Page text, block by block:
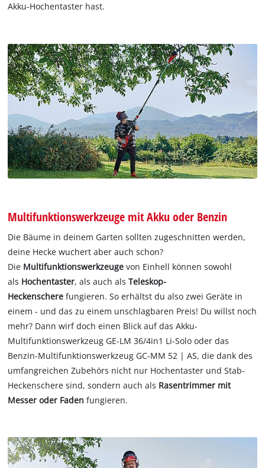
Akku-Hochentaster hast.
Multifunktionswerkzeuge mit Akku oder Benzin
Die Bäume in deinem Garten sollten zugeschnitten werden,
deine Hecke wuchert aber auch schon?
Die Multifunktionswerkzeugevon Einhell können sowohl
als Hochentaster, als auch alsTeleskop-
Heckenschere fungieren. So erhältst du also zwei Geräte in
einem - und das zu einem unschlagbaren Preis! Du willst noch
mehr? Dann wirf doch einen Blick auf das Akku-
Multifunktionswerkzeug GE-LM 36/4in1 Li-Solo oder das
Benzin-Multifunktionswerkzeug GC-MM 52 | AS, die dank des
umfangreichen Zubehörs nicht nur Hochentaster und Stab-
Heckenschere sind, sondern auch als Rasentrimmer mit
Messer oder Faden fungieren.